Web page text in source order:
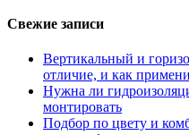
Свежие записи
Вертикальный и
отличие, и как
Нужна ли
монтировать
Подбор по цвету и